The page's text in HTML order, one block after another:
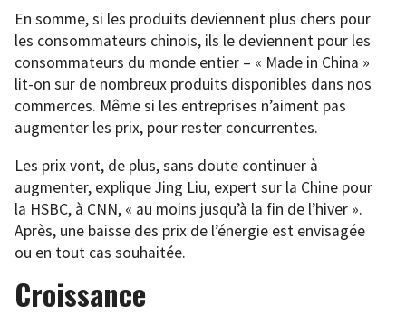
En somme, si les produits deviennent plus chers pour
les consommateurs chinois, ils le deviennent pour les
consommateurs du monde entier – « Made in China »
lit-on sur de nombreux produits disponibles dans nos
commerces. Même si les entreprises n’aiment pas
augmenter les prix, pour rester concurrentes.
Les prix vont, de plus, sans doute continuer à
augmenter, explique Jing Liu, expert sur la Chine pour
la HSBC, à CNN, « au moins jusqu’à la fin de l’hiver ».
Après, une baisse des prix de l’énergie est envisagée
ou en tout cas souhaitée.
Croissance